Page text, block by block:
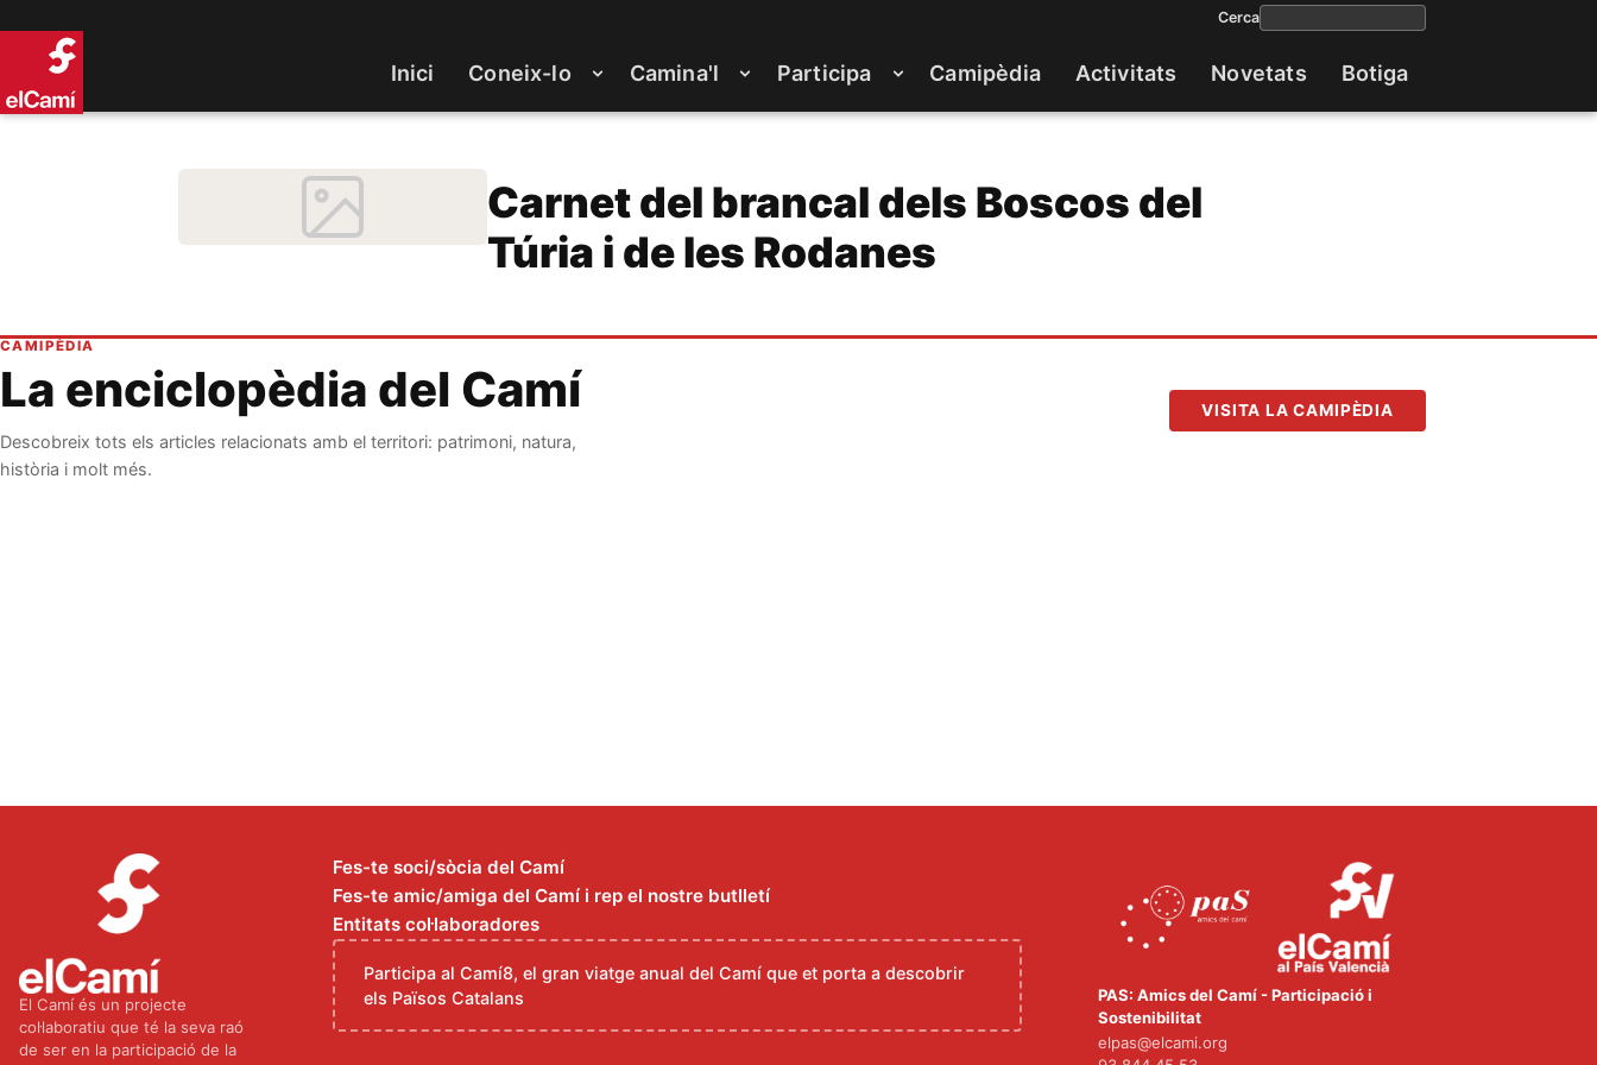
Cerca
Inici Coneix-lo Camina'l Participa Camipèdia Activitats Novetats Botiga
Carnet del brancal dels Boscos del
Túria i de les Rodanes
CAMIPÈDIA
La enciclopèdia del Camí
Descobreix tots els articles relacionats amb el territori: patrimoni, natura,
història i molt més.
VISITA LA CAMIPÈDIA
El Camí és un projecte
col·laboratiu que té la seva raó
de ser en la participació de la
Fes-te soci/sòcia del Camí
Fes-te amic/amiga del Camí i rep el nostre butlletí
Entitats col·laboradores
Participa al Camí8, el gran viatge anual del Camí que et porta a descobrir
els Països Catalans
PAS: Amics del Camí - Participació i
Sostenibilitat
elpas@elcami.org